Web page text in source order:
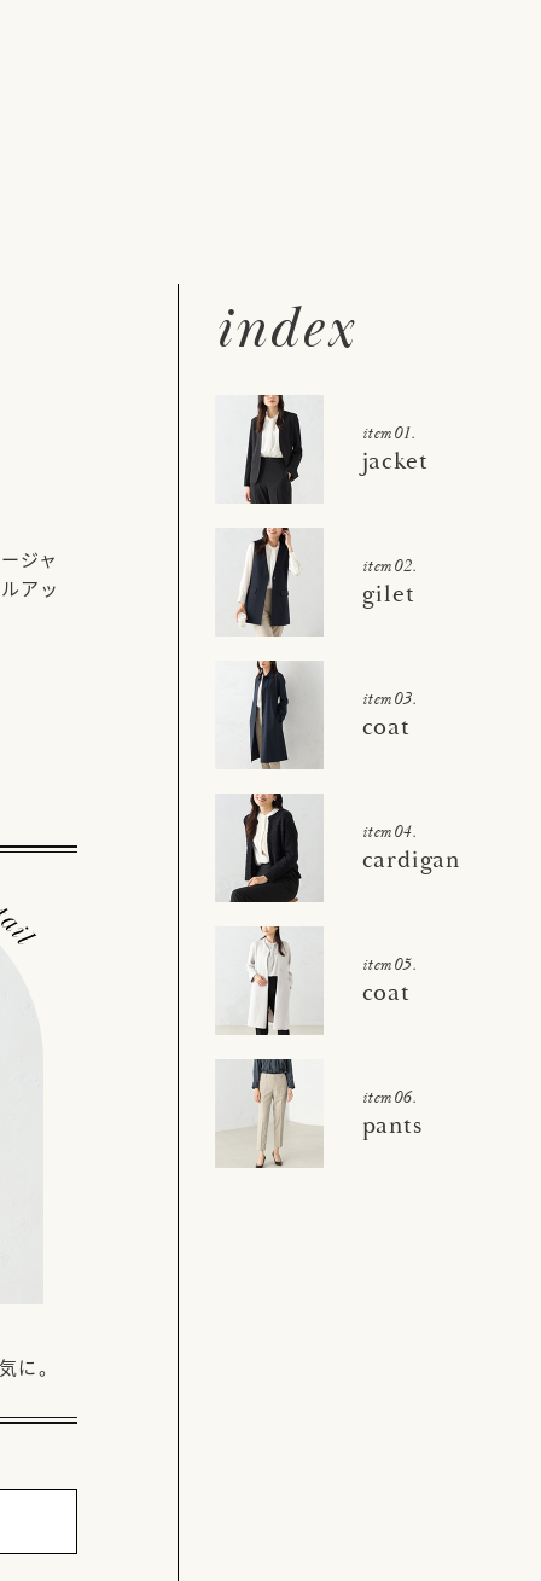
index
item01.
jacket
item02.
gilet
item03.
coat
item04.
cardigan
item05.
coat
item06.
pants
ジャ
アッ
に。